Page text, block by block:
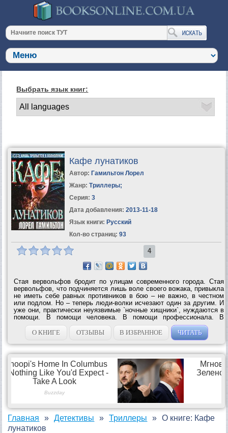
Выбрать язык книг:
Кафе лунатиков
Автор: Гамильтон Лорел
Жанр: Триллеры;
Серия: 3
Дата добавления: 2013-11-18
Язык книги: Русский
Кол-во страниц: 93
4
Стая вервольфов бродит по улицам современного города. Стая
вервольфов, что подчиняется лишь воле своего вожака, привыкла
не иметь себе равных противников в бою – не важно, в честном
или подлом. Но – теперь люди-волки исчезают один за другим. И
уже они, практически неуязвимые `ночные хищники`, нуждаются в
помощи. В помощи человека. В помощи профессионала. В
помощи Аниты Блейк, женщины, чья работа – охота за
порождениями Мрака,...
О КНИГЕ ОТЗЫВЫ В ИЗБРАННОЕ ЧИТАТЬ
Главная Детективы Триллеры
О книге: Кафе
лунатиков